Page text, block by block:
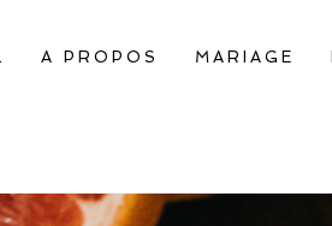
A PROPOS MARIAGE